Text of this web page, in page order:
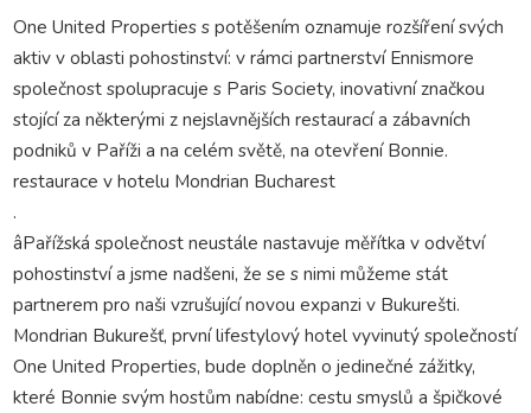
One United Properties s potěšením oznamuje rozšíření svých
aktiv v oblasti pohostinství: v rámci partnerství Ennismore
společnost spolupracuje s Paris Society, inovativní značkou
stojící za některými z nejslavnějších restaurací a zábavních
podniků v Paříži a na celém světě, na otevření Bonnie.
restaurace v hotelu Mondrian Bucharest
.
âPařížská společnost neustále nastavuje měřítka v odvětví
pohostinství a jsme nadšeni, že se s nimi můžeme stát
partnerem pro naši vzrušující novou expanzi v Bukurešti.
Mondrian Bukurešť, první lifestylový hotel vyvinutý společností
One United Properties, bude doplněn o jedinečné zážitky,
které Bonnie svým hostům nabídne: cestu smyslů a špičkové